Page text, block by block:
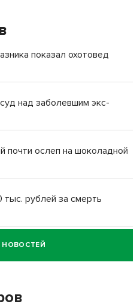
показал охотовед
над заболевшим экс-
почти ослеп на шоколадной
рублей за смерть
за смерть